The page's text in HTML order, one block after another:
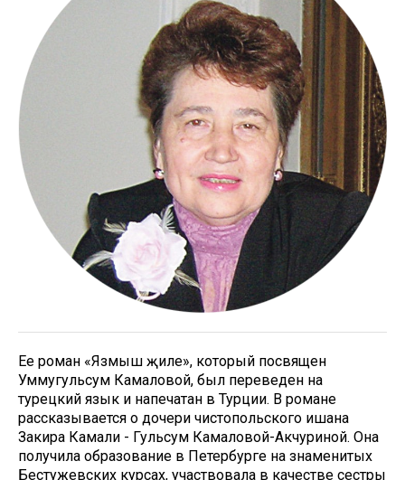
Ее роман «Язмыш җиле», который посвящен
Уммугульсум Камаловой, был переведен на
турецкий язык и напечатан в Турции. В романе
рассказывается о дочери чистопольского ишана
Закира Камали - Гульсум Камаловой-Акчуриной. Она
получила образование в Петербурге на знаменитых
Бестужевских курсах, участвовала в качестве сестры